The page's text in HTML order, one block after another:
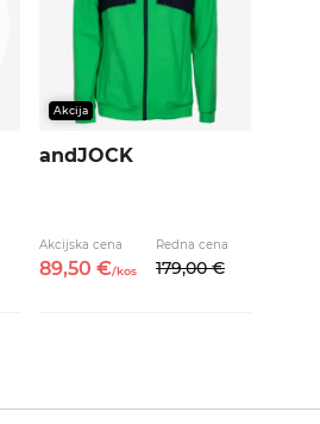
Akcija
andJOCK
Akcijska cena
89,50 €/kos
Redna cena
179,00 €